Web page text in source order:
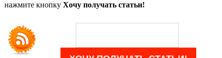
нажмите кнопку Хочу получать статьи!